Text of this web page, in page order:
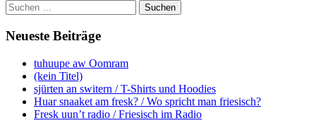
Suchen
nach:
Neueste Beiträge
tuhuupe aw Oomram
(kein Titel)
sjürten an switern / T-Shirts und Hoodies
Huar snaaket am fresk? / Wo spricht man friesisch?
Fresk uun’t radio / Friesisch im Radio